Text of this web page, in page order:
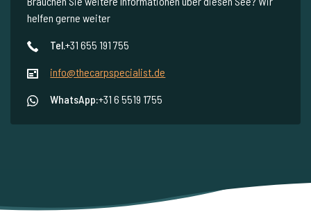
helfen gerne weiter
Tel.+31 655 191 755
info@thecarpspecialist.de
WhatsApp:+31 6 5519 1755